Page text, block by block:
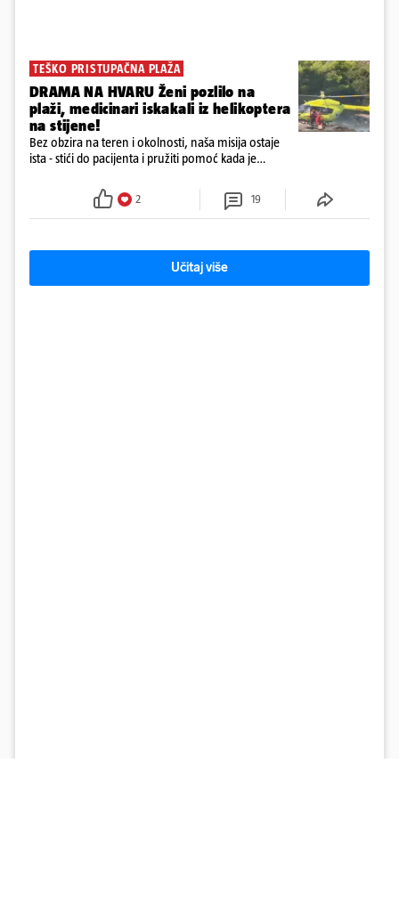
TEŠKO PRISTUPAČNA PLAŽA
DRAMA NA HVARU Ženi pozlilo na
plaži, medicinari iskakali iz helikoptera
na stijene!
Bez obzira na teren i okolnosti, naša misija ostaje
ista - stići do pacijenta i pružiti pomoć kada je
2 19
Učitaj više